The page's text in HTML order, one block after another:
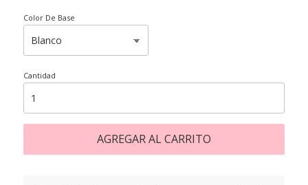
Color De Base
Cantidad
AGREGAR AL CARRITO